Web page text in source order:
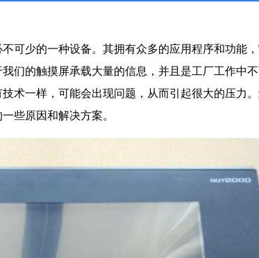
可少的一种设备。其拥有众多的应用程序和功能
们的触摸屏承载大量的信息，并且是工厂工作中
术一样，可能会出现问题，从而引起很大的压力
些原因和解决方案。